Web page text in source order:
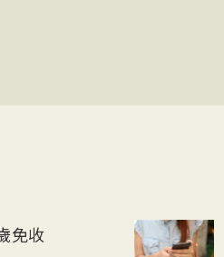
免收